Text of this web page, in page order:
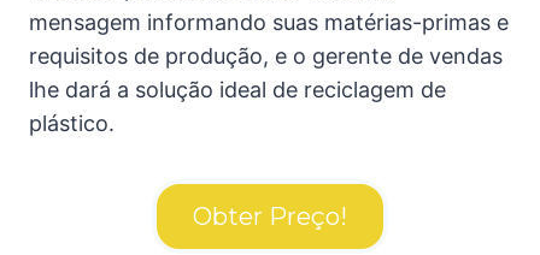
mensagem informando suas matérias-primas e
requisitos de produção, e o gerente de vendas
lhe dará a solução ideal de reciclagem de
plástico.
Obter Preço!